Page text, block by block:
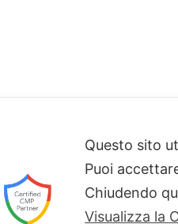
Questo sito
Puoi
Chiudendo
Visualizza la